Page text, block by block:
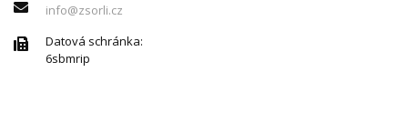
info@zsorli.cz
Datová schránka:
6sbmrip